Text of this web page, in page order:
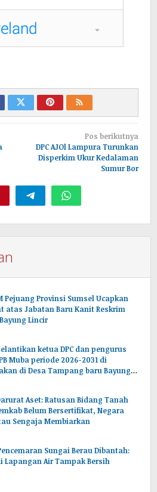
Pos berikutnya
DPC AJOl Lampura Turunkan
Disperkim Ukur Kedalaman
Sumur Bor
Pejuang Provinsi Sumsel Ucapkan
atas Jabatan Baru Kanit Reskrim
Lincir
ketua DPC dan pengurus
Muba periode 2026-2031 di
di Desa Tampang baru Bayung
Aset: Ratusan Bidang Tanah
Belum Bersertifikat, Negara
Sengaja Membiarkan
Sungai Berau Dibantah:
Lapangan Air Tampak Bersih